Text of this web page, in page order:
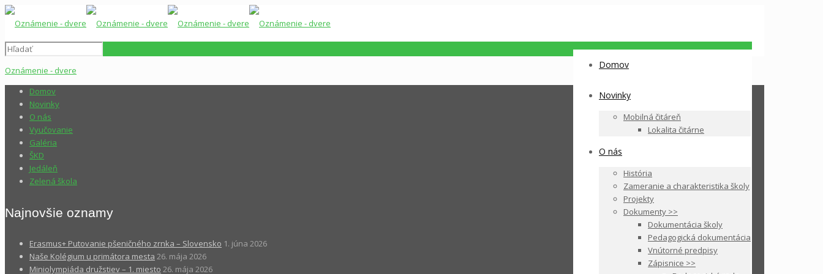
Domov
Novinky
Mobilná čitáreň
Lokalita čitárne
O nás
História
Zameranie a charakteristika školy
Projekty
Dokumenty >>
Dokumentácia školy
Pedagogická dokumentácia
Vnútorné predpisy
Zápisnice >>
Oznámenie - dvere
Domov
Novinky
O nás
Vyučovanie
Galéria
ŠKD
Jedáleň
Zelená škola
Najnovšie oznamy
Erasmus+ Putovanie pšeničného zrnka – Slovensko 1. júna 2026
Naše Kolégium u primátora mesta 26. mája 2026
Miniolympiáda družstiev – 1. miesto 26. mája 2026